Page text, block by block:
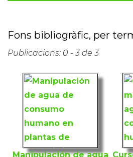
Fons bibliogràfic, per
Publicacions: 0 - 3 de 3
Manipulación de agua